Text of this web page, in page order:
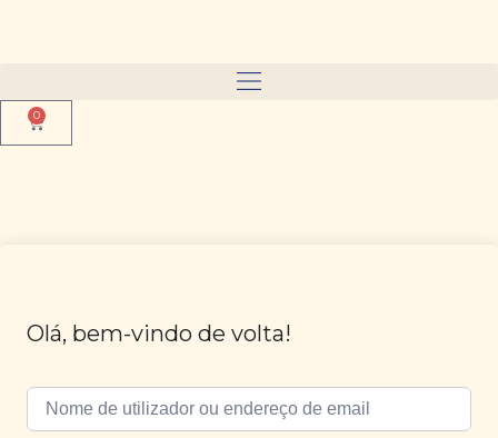
0
Olá, bem-vindo de volta!